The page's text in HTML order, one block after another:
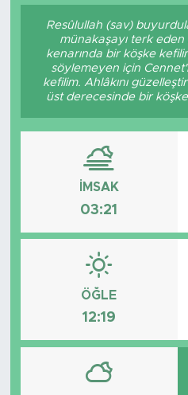
Resûlullah (sav)
münakaşayı terk
kenarında bir köşke
söylemeyen için
kefilim. Ahlâkını
üst derecesinde bir
İMSAK
03:21
ÖĞLE
12:19